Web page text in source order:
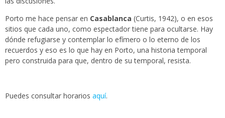
Porto me hace pensar en Casablanca (Curtis, 1942), o en esos
sitios que cada uno, como espectador tiene para ocultarse. Hay
dónde refugiarse y contemplar lo efímero o lo eterno de los
recuerdos y eso es lo que hay en Porto, una historia temporal
pero construida para que, dentro de su temporal, resista.
Puedes consultar horarios aquí.